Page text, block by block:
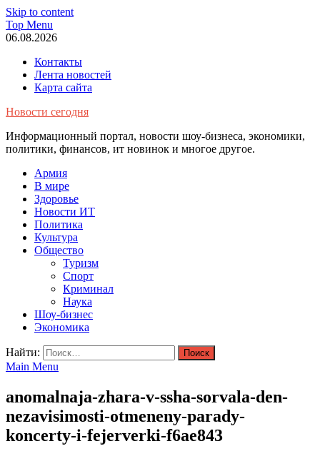
Skip to content
Top Menu
06.08.2026
Контакты
Лента новостей
Карта сайта
Новости сегодня
Информационный портал, новости шоу-бизнеса, экономики,
политики, финансов, ит новинок и многое другое.
Армия
В мире
Здоровье
Новости ИТ
Политика
Культура
Общество
Туризм
Спорт
Криминал
Наука
Шоу-бизнес
Экономика
Найти:
Main Menu
anomalnaja-zhara-v-ssha-sorvala-den-
nezavisimosti-otmeneny-parady-
koncerty-i-fejerverki-f6ae843